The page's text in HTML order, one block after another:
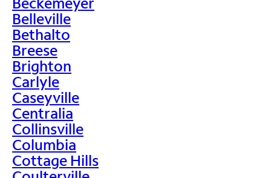
Belleville
Bethalto
Breese
Brighton
Carlyle
Caseyville
Centralia
Collinsville
Columbia
Cottage Hills